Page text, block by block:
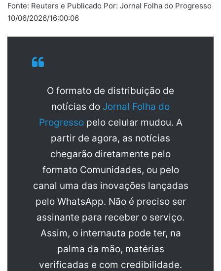
Fonte: Reuters e Publicado Por: Jornal Folha do Progresso
10/06/2026/16:00:06
O formato de distribuição de
notícias do Jornal Folha do
Progresso pelo celular mudou. A
partir de agora, as notícias
chegarão diretamente pelo
formato Comunidades, ou pelo
canal uma das inovações lançadas
pelo WhatsApp. Não é preciso ser
assinante para receber o serviço.
Assim, o internauta pode ter, na
palma da mão, matérias
verificadas e com credibilidade.